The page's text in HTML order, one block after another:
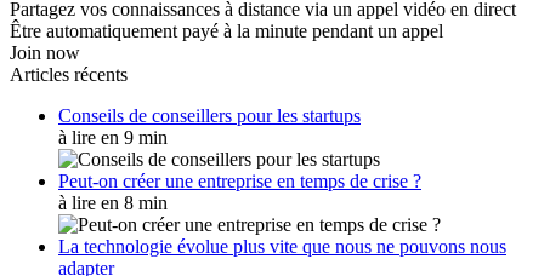
Partagez vos connaissances à distance via un appel vidéo en direct
Être automatiquement payé à la minute pendant un appel
Join now
Articles récents
Conseils de conseillers pour les startups
à lire en 9 min
Peut-on créer une entreprise en temps de crise ?
à lire en 8 min
La technologie évolue plus vite que nous ne pouvons nous
adapter